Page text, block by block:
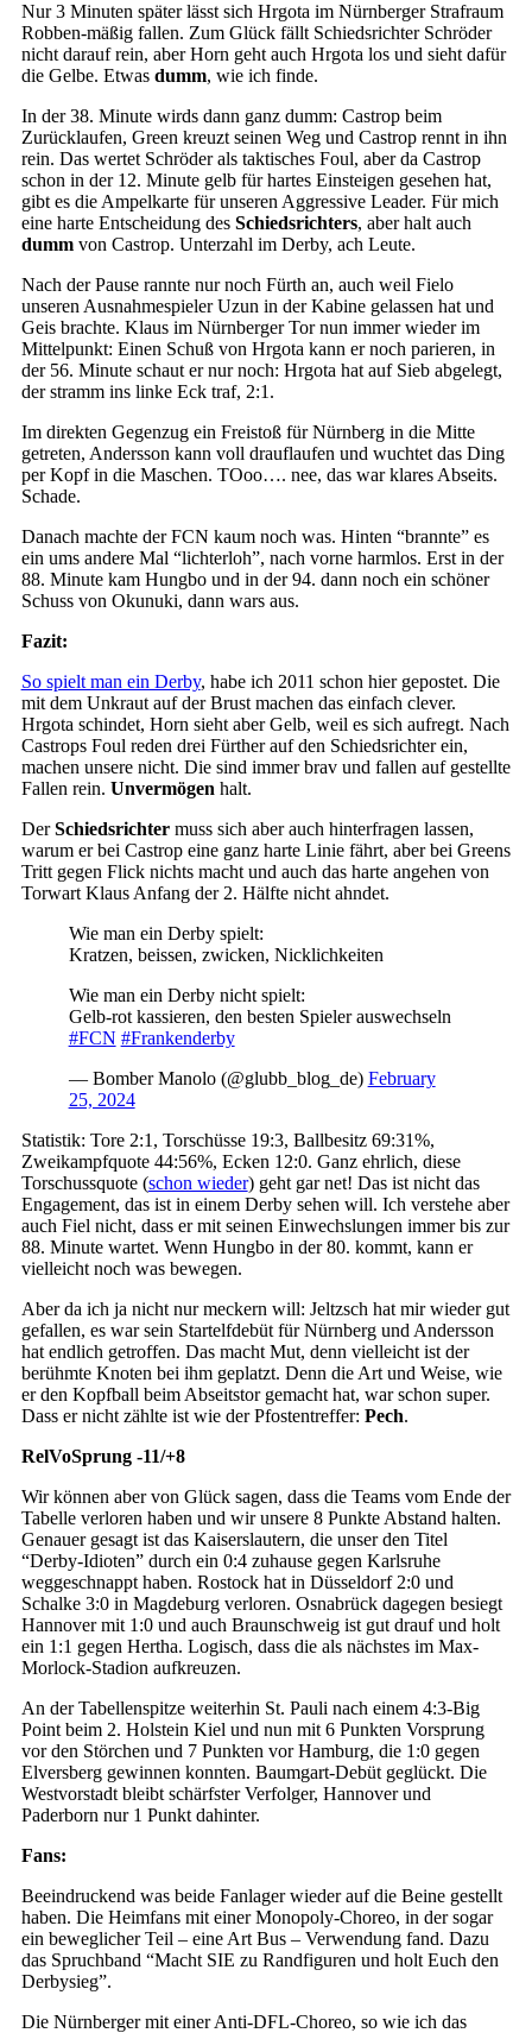
Nur 3 Minuten später lässt sich Hrgota im Nürnberger Strafraum
Robben-mäßig fallen. Zum Glück fällt Schiedsrichter Schröder
nicht darauf rein, aber Horn geht auch Hrgota los und sieht dafür
die Gelbe. Etwas dumm, wie ich finde.
In der 38. Minute wirds dann ganz dumm: Castrop beim
Zurücklaufen, Green kreuzt seinen Weg und Castrop rennt in ihn
rein. Das wertet Schröder als taktisches Foul, aber da Castrop
schon in der 12. Minute gelb für hartes Einsteigen gesehen hat,
gibt es die Ampelkarte für unseren Aggressive Leader. Für mich
eine harte Entscheidung des Schiedsrichters, aber halt auch
dummvon Castrop. Unterzahl im Derby, ach Leute.
Nach der Pause rannte nur noch Fürth an, auch weil Fielo
unseren Ausnahmespieler Uzun in der Kabine gelassen hat und
Geis brachte. Klaus im Nürnberger Tor nun immer wieder im
Mittelpunkt: Einen Schuß von Hrgota kann er noch parieren, in
der 56. Minute schaut er nur noch: Hrgota hat auf Sieb abgelegt,
der stramm ins linke Eck traf, 2:1.
Im direkten Gegenzug ein Freistoß für Nürnberg in die Mitte
getreten, Andersson kann voll drauflaufen und wuchtet das Ding
per Kopf in die Maschen. TOoo…. nee, das war klares Abseits.
Schade.
Danach machte der FCN kaum noch was. Hinten “brannte” es
ein ums andere Mal “lichterloh”, nach vorne harmlos. Erst in der
88. Minute kam Hungbo und in der 94. dann noch ein schöner
Schuss von Okunuki, dann wars aus.
Fazit:
So spielt man ein Derby, habe ich 2011 schon hier gepostet. Die
mit dem Unkraut auf der Brust machen das einfach clever.
Hrgota schindet, Horn sieht aber Gelb, weil es sich aufregt. Nach
Castrops Foul reden drei Fürther auf den Schiedsrichter ein,
machen unsere nicht. Die sind immer brav und fallen auf gestellte
Fallen rein. Unvermögen halt.
DerSchiedsrichtermuss sich aber auch hinterfragen lassen,
warum er bei Castrop eine ganz harte Linie fährt, aber bei Greens
Tritt gegen Flick nichts macht und auch das harte angehen von
Torwart Klaus Anfang der 2. Hälfte nicht ahndet.
Wie man ein Derby spielt:
Kratzen, beissen, zwicken, Nicklichkeiten
Wie man ein Derby nicht spielt:
Gelb-rot kassieren, den besten Spieler auswechseln
#FCN #Frankenderby
— Bomber Manolo (@glubb_blog_de) February
25, 2024
Statistik: Tore 2:1, Torschüsse 19:3, Ballbesitz 69:31%,
Zweikampfquote 44:56%, Ecken 12:0. Ganz ehrlich, diese
Torschussquote (schon wieder) geht gar net! Das ist nicht das
Engagement, das ist in einem Derby sehen will. Ich verstehe aber
auch Fiel nicht, dass er mit seinen Einwechslungen immer bis zur
88. Minute wartet. Wenn Hungbo in der 80. kommt, kann er
vielleicht noch was bewegen.
Aber da ich ja nicht nur meckern will: Jeltzsch hat mir wieder gut
gefallen, es war sein Startelfdebüt für Nürnberg und Andersson
hat endlich getroffen. Das macht Mut, denn vielleicht ist der
berühmte Knoten bei ihm geplatzt. Denn die Art und Weise, wie
er den Kopfball beim Abseitstor gemacht hat, war schon super.
Dass er nicht zählte ist wie der Pfostentreffer: Pech.
RelVoSprung -11/+8
Wir können aber von Glück sagen, dass die Teams vom Ende der
Tabelle verloren haben und wir unsere 8 Punkte Abstand halten.
Genauer gesagt ist das Kaiserslautern, die unser den Titel
“Derby-Idioten” durch ein 0:4 zuhause gegen Karlsruhe
weggeschnappt haben. Rostock hat in Düsseldorf 2:0 und
Schalke 3:0 in Magdeburg verloren. Osnabrück dagegen besiegt
Hannover mit 1:0 und auch Braunschweig ist gut drauf und holt
ein 1:1 gegen Hertha. Logisch, dass die als nächstes im Max-
Morlock-Stadion aufkreuzen.
An der Tabellenspitze weiterhin St. Pauli nach einem 4:3-Big
Point beim 2. Holstein Kiel und nun mit 6 Punkten Vorsprung
vor den Störchen und 7 Punkten vor Hamburg, die 1:0 gegen
Elversberg gewinnen konnten. Baumgart-Debüt geglückt. Die
Westvorstadt bleibt schärfster Verfolger, Hannover und
Paderborn nur 1 Punkt dahinter.
Fans:
Beeindruckend was beide Fanlager wieder auf die Beine gestellt
haben. Die Heimfans mit einer Monopoly-Choreo, in der sogar
ein beweglicher Teil – eine Art Bus – Verwendung fand. Dazu
das Spruchband “Macht SIE zu Randfiguren und holt Euch den
Derbysieg”.
Die Nürnberger mit einer Anti-DFL-Choreo, so wie ich das